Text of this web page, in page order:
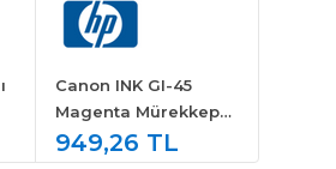
Canon INK GI-45
Magenta Mürekkep
Kartuş 6286C001
949,26 TL